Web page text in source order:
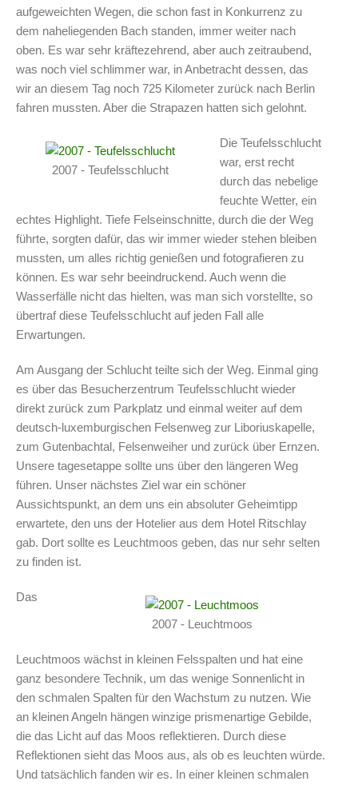
aufgeweichten Wegen, die schon fast in Konkurrenz zu
dem naheliegenden Bach standen, immer weiter nach
oben. Es war sehr kräftezehrend, aber auch zeitraubend,
was noch viel schlimmer war, in Anbetracht dessen, das
wir an diesem Tag noch 725 Kilometer zurück nach Berlin
fahren mussten. Aber die Strapazen hatten sich gelohnt.
2007 - Teufelsschlucht
Die Teufelsschlucht
war, erst recht
durch das nebelige
feuchte Wetter, ein
echtes Highlight. Tiefe Felseinschnitte, durch die der Weg
führte, sorgten dafür, das wir immer wieder stehen bleiben
mussten, um alles richtig genießen und fotografieren zu
können. Es war sehr beeindruckend. Auch wenn die
Wasserfälle nicht das hielten, was man sich vorstellte, so
übertraf diese Teufelsschlucht auf jeden Fall alle
Erwartungen.
Am Ausgang der Schlucht teilte sich der Weg. Einmal ging
es über das Besucherzentrum Teufelsschlucht wieder
direkt zurück zum Parkplatz und einmal weiter auf dem
deutsch-luxemburgischen Felsenweg zur Liboriuskapelle,
zum Gutenbachtal, Felsenweiher und zurück über Ernzen.
Unsere tagesetappe sollte uns über den längeren Weg
führen. Unser nächstes Ziel war ein schöner
Aussichtspunkt, an dem uns ein absoluter Geheimtipp
erwartete, den uns der Hotelier aus dem Hotel Ritschlay
gab. Dort sollte es Leuchtmoos geben, das nur sehr selten
zu finden ist.
2007 - Leuchtmoos
Das
Leuchtmoos wächst in kleinen Felsspalten und hat eine
ganz besondere Technik, um das wenige Sonnenlicht in
den schmalen Spalten für den Wachstum zu nutzen. Wie
an kleinen Angeln hängen winzige prismenartige Gebilde,
die das Licht auf das Moos reflektieren. Durch diese
Reflektionen sieht das Moos aus, als ob es leuchten würde.
Und tatsächlich fanden wir es. In einer kleinen schmalen